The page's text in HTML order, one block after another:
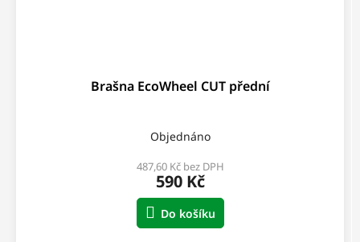
Brašna EcoWheel CUT přední
Objednáno
487,60 Kč bez DPH
590 Kč
Do košíku